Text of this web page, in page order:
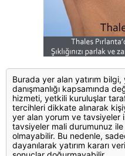
Burada yer alan yatırım
danışmanlığı kapsamında
hizmeti, yetkili kuruluşlar
tercihleri dikkate alınarak
yer alan yorum ve tavsiyeler
tavsiyeler mali durumunuz
olmayabilir. Bu nedenle,
dayanılarak yatırım kararı